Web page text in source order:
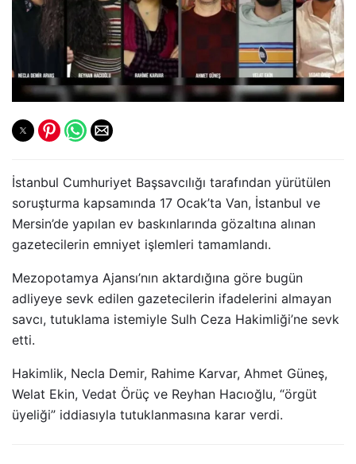
İstanbul Cumhuriyet Başsavcılığı tarafından yürütülen
soruşturma kapsamında 17 Ocak’ta Van, İstanbul ve
Mersin’de yapılan ev baskınlarında gözaltına alınan
gazetecilerin emniyet işlemleri tamamlandı.
Mezopotamya Ajansı’nın aktardığına göre bugün
adliyeye sevk edilen gazetecilerin ifadelerini almayan
savcı, tutuklama istemiyle Sulh Ceza Hakimliği’ne sevk
etti.
Hakimlik, Necla Demir, Rahime Karvar, Ahmet Güneş,
Welat Ekin, Vedat Örüç ve Reyhan Hacıoğlu, “örgüt
üyeliği” iddiasıyla tutuklanmasına karar verdi.